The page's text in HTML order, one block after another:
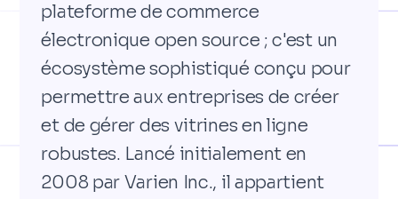
plateforme de commerce
électronique open source ; c'est un
écosystème sophistiqué conçu pour
permettre aux entreprises de créer
et de gérer des vitrines en ligne
robustes. Lancé initialement en
2008 par Varien Inc., il appartient